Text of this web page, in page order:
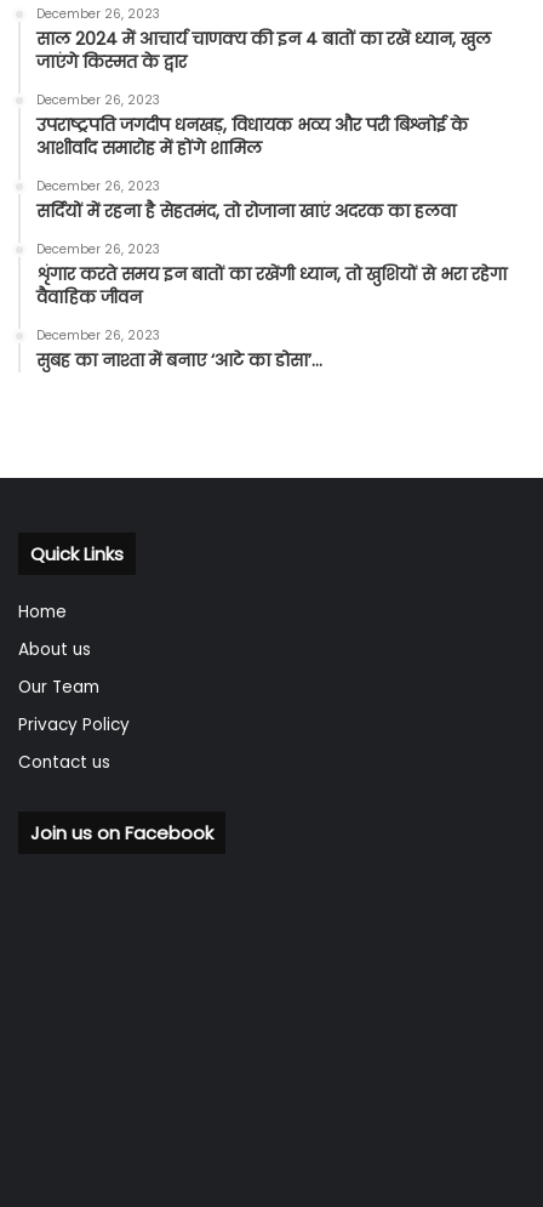
December 26, 2023
साल 2024 में आचार्य चाणक्य की इन 4 बातों का रखें ध्यान, खुल
जाएंगे किस्मत के द्वार
December 26, 2023
उपराष्ट्रपति जगदीप धनखड़, विधायक भव्य और परी बिश्नोई के
आशीर्वाद समारोह में होंगे शामिल
December 26, 2023
सर्दियों में रहना है सेहतमंद, तो रोजाना खाएं अदरक का हलवा
December 26, 2023
शृंगार करते समय इन बातों का रखेंगी ध्यान, तो खुशियों से भरा रहेगा
वैवाहिक जीवन
December 26, 2023
सुबह का नाश्ता में बनाए ‘आटे का डोसा’…
Quick Links
Home
About us
Our Team
Privacy Policy
Contact us
Join us on Facebook